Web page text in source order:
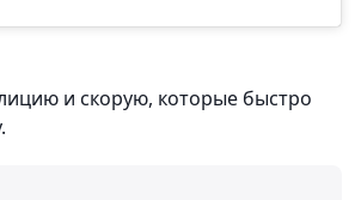
и скорую, которые быстро